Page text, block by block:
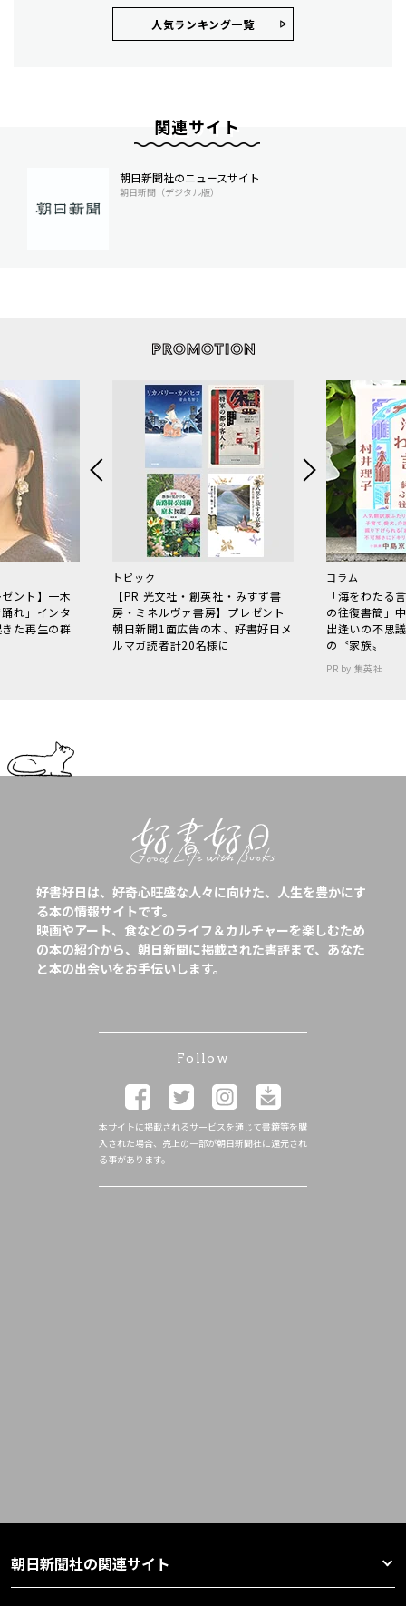
人気ランキング⼀覧
関連サイト
朝日新聞社のニュースサイト
朝日新聞（デジタル版）
ント】一木
れ」インタ
た再生の群
トピック
【PR 光文社・創英社・みすず書
房・ミネルヴァ書房】プレゼント
朝日新聞1面広告の本、好書好日メ
ルマガ読者計20名様に
コラム
「海をわた
の往復書簡」
出逢いの不思
の〝家族〟
PR by 集英社
好書好日は、好奇心旺盛な人々に向けた、人生を豊かにす
る本の情報サイトです。
映画やアート、食などのライフ＆カルチャーを楽しむため
の本の紹介から、朝日新聞に掲載された書評まで、あなた
と本の出会いをお手伝いします。
Follow
本サイトに掲載されるサービスを通じて書籍等を購
入された場合、売上の一部が朝日新聞社に還元され
る事があります。
朝日新聞社の関連サイト